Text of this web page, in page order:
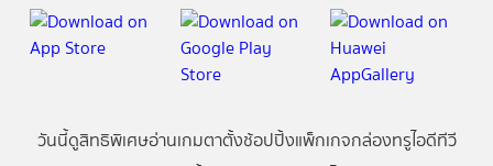
วันนี้ดูสิทธิพิเศษอ่านเกมตาตั้งช้อปปิ้งแพ็กเกจกล่องทรูไอดีทีวี